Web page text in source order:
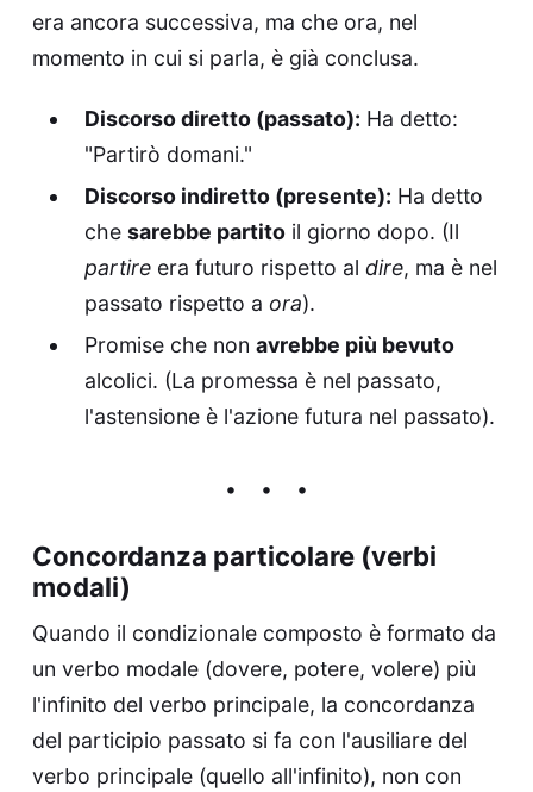
era ancora successiva, ma che ora, nel
momento in cui si parla, è già conclusa.
Discorso diretto (passato): Ha detto:
"Partirò domani."
Discorso indiretto (presente): Ha detto
che sarebbe partitoil giorno dopo. (Il
partireera futuro rispetto al dire, ma è nel
passato rispetto a ora).
Promise che non avrebbe più bevuto
alcolici. (La promessa è nel passato,
l'astensione è l'azione futura nel passato).
Concordanza particolare (verbi
modali)
Quando il condizionale composto è formato da
un verbo modale (dovere, potere, volere) più
l'infinito del verbo principale, la concordanza
del participio passato si fa con l'ausiliare del
verbo principale (quello all'infinito), non con